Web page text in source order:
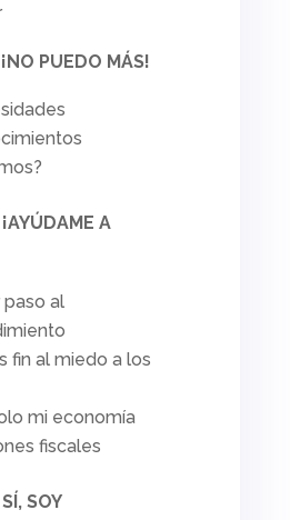
PUEDO MÁS!
A
paso al
fin al miedo a los
mi economía
fiscales
SOY